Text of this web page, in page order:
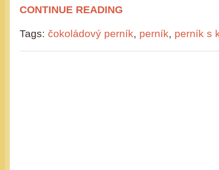
CONTINUE READING
Tags: čokoládový perník, perník, perník s